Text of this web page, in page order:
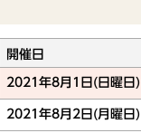
開催日
2021年8月1日(日曜日)
2021年8月2日(月曜日)